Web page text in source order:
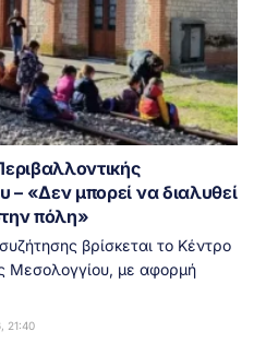
– «Δεν μπορεί να διαλυθεί
πόλη»
βρίσκεται το Κέντρο
Μεσολογγίου, με αφορμή
21:40